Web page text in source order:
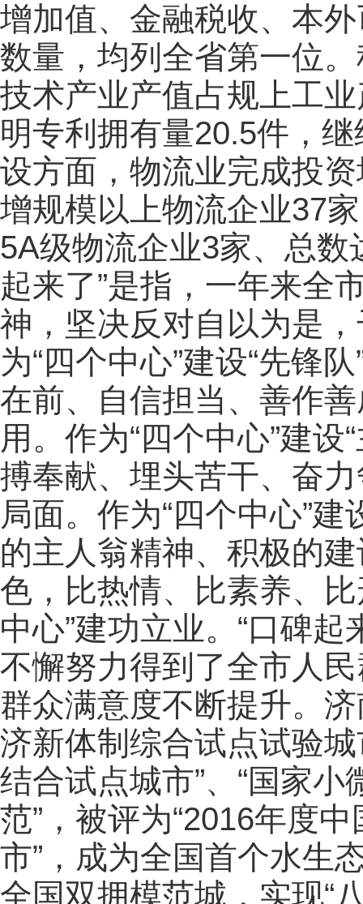
增加值、金融税收、本
数量，均列全省第一位
技术产业产值占规上工
明专利拥有量20.5件，
设方面，物流业完成投
增规模以上物流企业37
5A级物流企业3家、总数
起来了”是指，一年来全
神，坚决反对自以为是
为“四个中心”建设“先锋
在前、自信担当、善作
用。作为“四个中心”建
搏奉献、埋头苦干、奋
局面。作为“四个中心”
的主人翁精神、积极的
色，比热情、比素养、
中心”建功立业。“口碑
不懈努力得到了全市人
群众满意度不断提升。
济新体制综合试点试验
结合试点城市”、“国家
范”，被评为“2016年度
市”，成为全国首个水生
全国双拥模范城，实现“